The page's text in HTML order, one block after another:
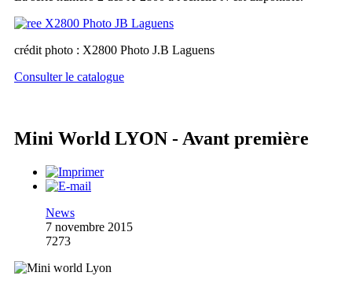
crédit photo : X2800 Photo J.B Laguens
Consulter le catalogue
Mini World LYON - Avant première
News
7 novembre 2015
7273